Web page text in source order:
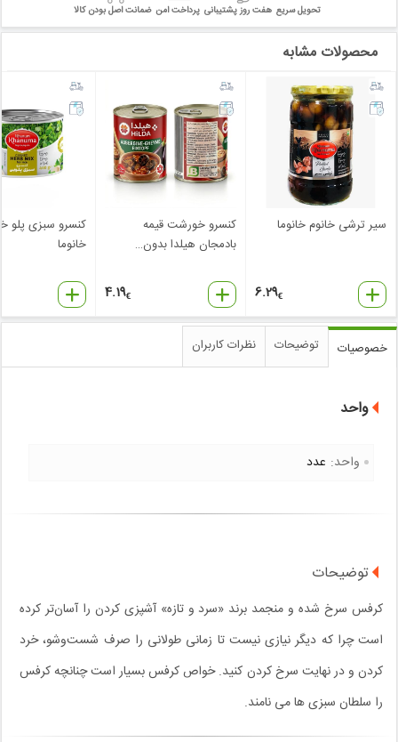
تحویل سریع هفت روز پشتیبانی پرداخت امن ضمانت اصل بودن کالا
محصولات مشابه
سیر ترشی خانوم خانوما
6.29€
کنسرو خورشت قیمه
بادمجان هیلدا بدون…
4.19€
کنسرو سبزی پلو
خانوما
خصوصیات توضیحات نظرات کاربران
واحد
واحد: عدد
توضیحات
کرفس سرخ شده و منجمد برند «سرد و تازه» آشپزی کردن را آسان‌تر کرده
است چرا که دیگر نیازی نیست تا زمانی طولانی را صرف شست‌وشو، خرد
کردن و در نهایت سرخ کردن کنید. خواص کرفس بسیار است چنانچه کرفس
را سلطان سبزی ها می نامند.